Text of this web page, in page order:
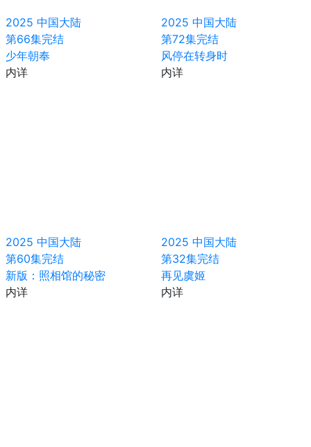
2025 中国大陆
第66集完结
少年朝奉
内详
2025 中国大陆
第72集完结
风停在转身时
内详
2025 中国大陆
第60集完结
新版：照相馆的秘密
内详
2025 中国大陆
第32集完结
再见虞姬
内详